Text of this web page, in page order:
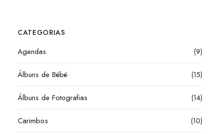
CATEGORIAS
Agendas (9)
Álbuns de Bébé (15)
Álbuns de Fotografias (14)
Carimbos (10)